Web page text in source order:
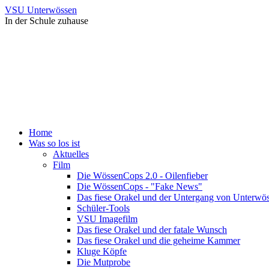
VSU Unterwössen
In der Schule zuhause
Home
Was so los ist
Aktuelles
Film
Die WössenCops 2.0 - Oilenfieber
Die WössenCops - "Fake News"
Das fiese Orakel und der Untergang von
Schüler-Tools
VSU Imagefilm
Das fiese Orakel und der fatale Wunsch
Das fiese Orakel und die geheime Kammer
Kluge Köpfe
Die Mutprobe